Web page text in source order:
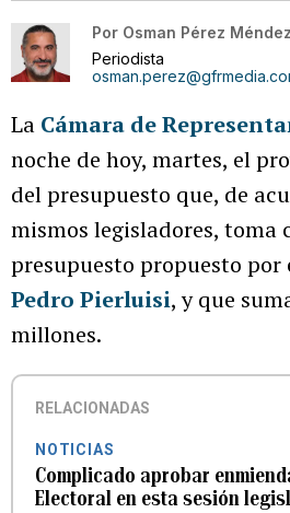
Por Osman Pérez Méndez
Periodista
La Cámara de
noche de hoy, martes, el
del presupuesto que, de
mismos legisladores, toma
presupuesto propuesto por
Pedro Pierluisi, y que
millones.
RELACIONADAS
NOTICIAS
Complicado aprobar
Electoral en esta sesión